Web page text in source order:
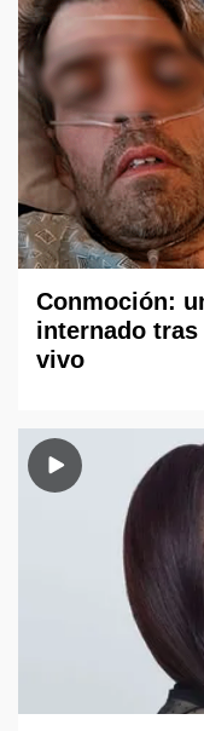
Conmoción:
internado
vivo